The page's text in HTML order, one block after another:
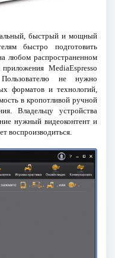
быстрый и мощный
быстро подготовить
любом распространенном
MediaEspresso
Пользователю не нужно
форматов и технологий,
в кропотливой ручной
Владельцу устройства
нужный видеоконтент и
воспроизводиться.